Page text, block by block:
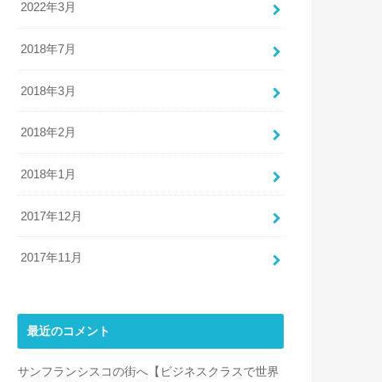
2022年3月
2018年7月
2018年3月
2018年2月
2018年1月
2017年12月
2017年11月
最近のコメント
サンフランシスコの街へ【ビジネスクラスで世界